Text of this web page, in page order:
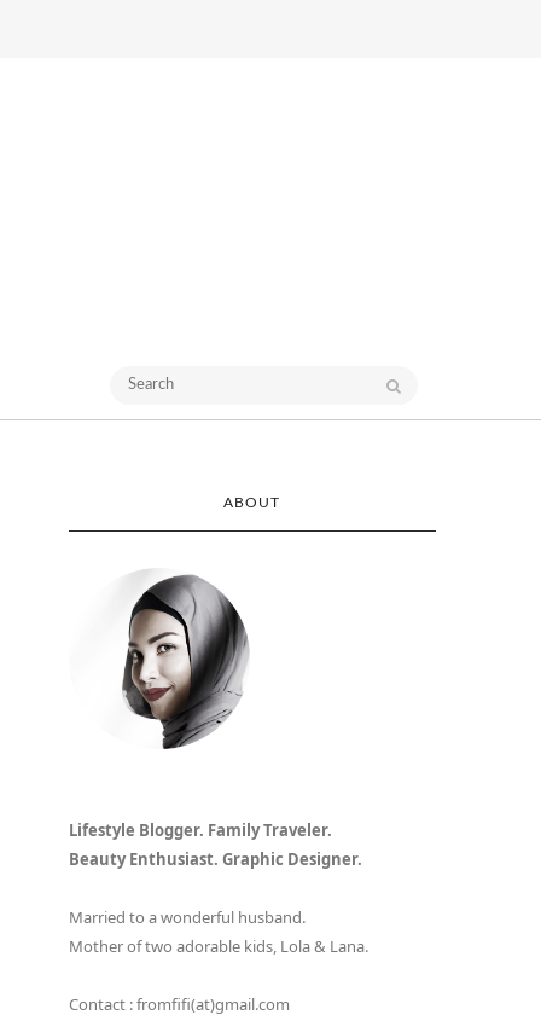
ABOUT
Lifestyle Blogger. Family Traveler.
Beauty Enthusiast. Graphic Designer.
Married to a wonderful husband.
Mother of two adorable kids, Lola & Lana.
Contact : fromfifi(at)gmail.com